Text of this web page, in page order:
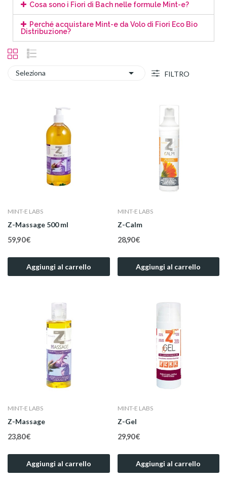
Cosa sono i Fiori di Bach nelle formule Mint-e?
Perché acquistare Mint-e da Volo di Fiori Eco Bio
Distribuzione?
Seleziona  FILTRO
MINT-E LABS
Z-Massage 500 ml
59,90 €
Aggiungi al carrello
MINT-E LABS
Z-Calm
28,90 €
Aggiungi al carrello
MINT-E LABS
Z-Massage
23,80 €
Aggiungi al carrello
MINT-E LABS
Z-Gel
29,90 €
Aggiungi al carrello